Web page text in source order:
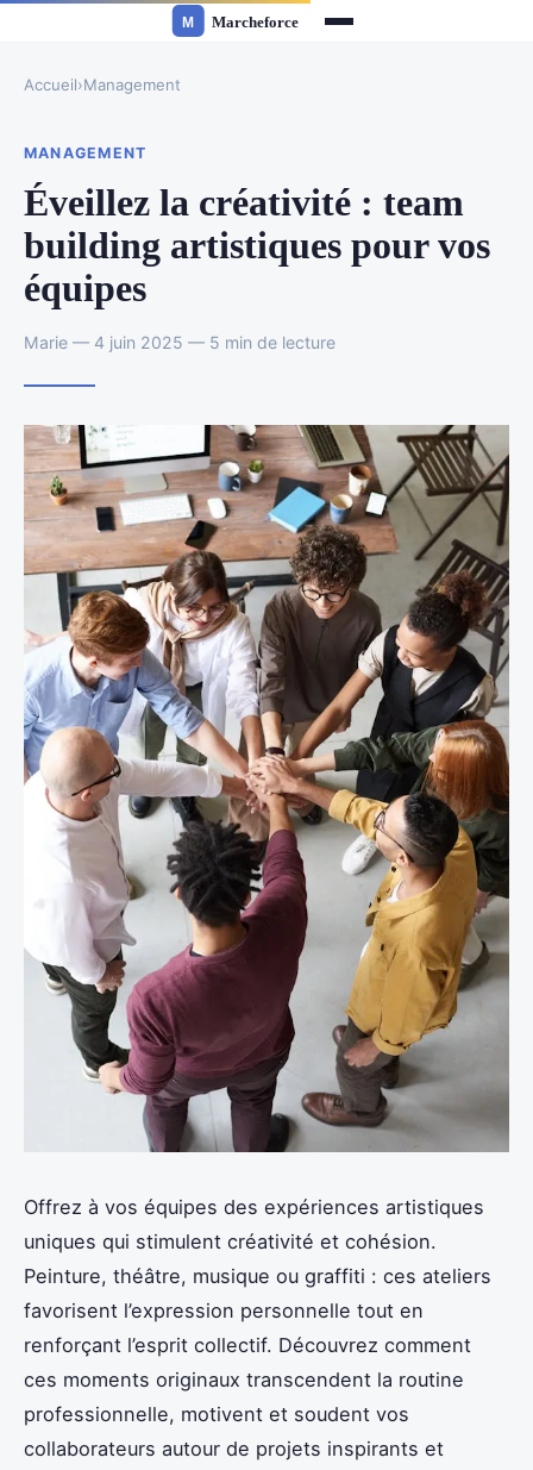
Accueil›Management
MANAGEMENT
Éveillez la créativité : team
building artistiques pour vos
équipes
Marie — 4 juin 2025 — 5 min de lecture
Offrez à vos équipes des expériences artistiques
uniques qui stimulent créativité et cohésion.
Peinture, théâtre, musique ou graffiti : ces ateliers
favorisent l’expression personnelle tout en
renforçant l’esprit collectif. Découvrez comment
ces moments originaux transcendent la routine
professionnelle, motivent et soudent vos
collaborateurs autour de projets inspirants et